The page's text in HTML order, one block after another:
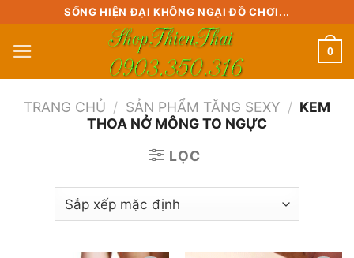
content
SỐNG HIỆN ĐẠI KHÔNG NGẠI ĐỒ CHƠI...
0
TRANG CHỦ / SẢN PHẨM TĂNG SEXY / KEM
THOA NỞ MÔNG TO NGỰC
LỌC